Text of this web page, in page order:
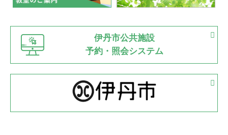
緑ケ丘体育館 猪名川運動広場
古池運動広場
2022.06.12
県知事杯争奪バレーボール大会が開催
緑ケ丘体育館
2022.05.05
体育協会長杯 バドミントン競技の部
2022.05.22
伊丹市公共施設
予約・照会システム